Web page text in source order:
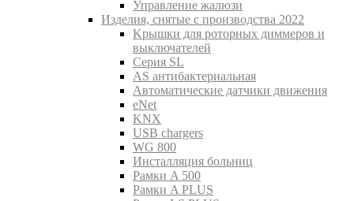
Управление жалюзи
Изделия, снятые с производства 2022
Kрышки для роторных диммеров и
выключателей
Серия SL
AS антибактериальная
Aвтоматические датчики движения
eNet
KNX
USB chargers
WG 800
Инсталляция больниц
Рамки A 500
Рамки A PLUS